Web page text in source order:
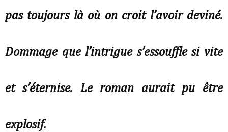
pas toujours là où on croit l’avoir deviné.
Dommage que l’intrigue s’essouffle si vite
et s’éternise. Le roman aurait pu être
explosif.